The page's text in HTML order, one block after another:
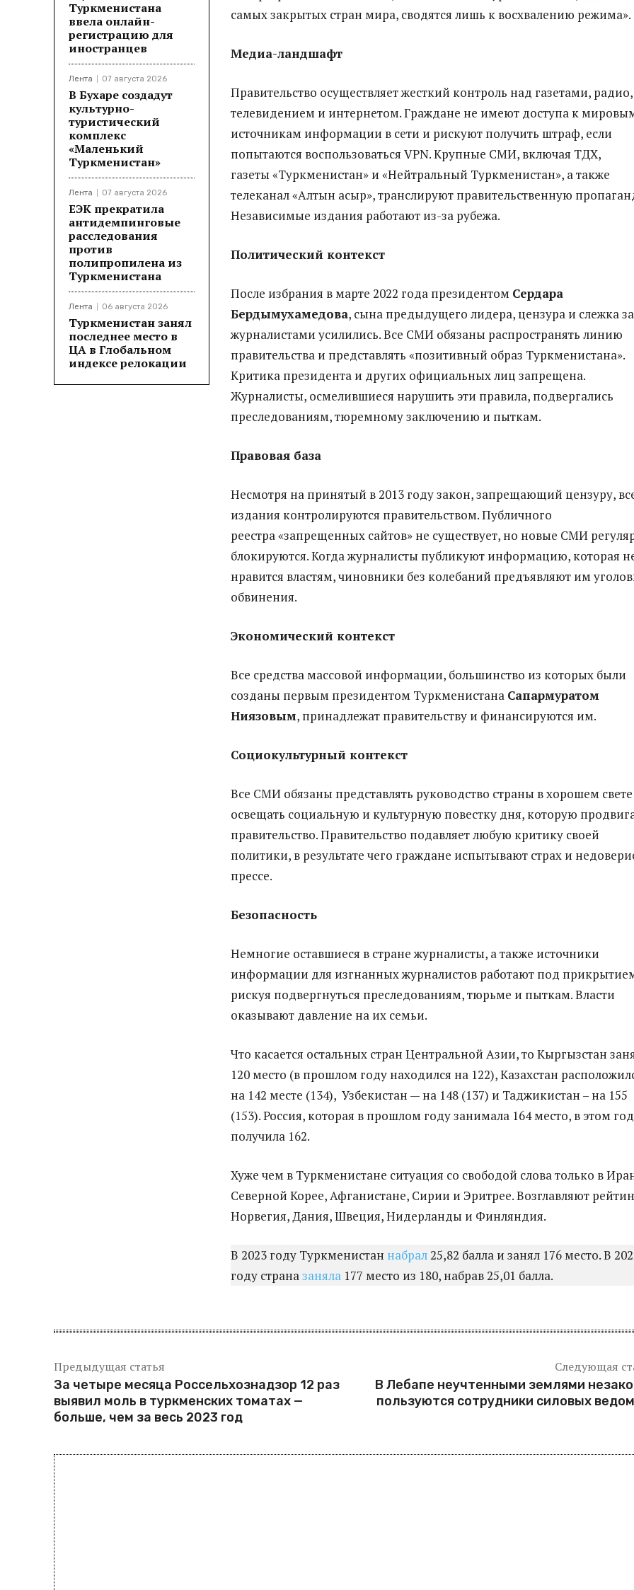
Туркменистана
ввела онлайн-
регистрацию для
иностранцев
Лента 07 августа 2026
В Бухаре создадут
культурно-
туристический
комплекс
«Маленький
Туркменистан»
Лента 07 августа 2026
ЕЭК прекратила
антидемпинговые
расследования
против
полипропилена из
Туркменистана
Лента 06 августа 2026
Туркменистан занял
последнее место в
ЦА в Глобальном
индексе релокации
самых закрытых стран мира, сводятся лишь к восхвалению режима».
Медиа-ландшафт
Правительство осуществляет жесткий контроль над газетами, радио,
телевидением и интернетом. Граждане не имеют доступа к
источникам информации в сети и рискуют получить штраф, если
попытаются воспользоваться VPN. Крупные СМИ, включая ТДХ,
газеты «Туркменистан» и «Нейтральный Туркменистан», а также
телеканал «Алтын асыр», транслируют правительственную
Независимые издания работают из-за рубежа.
Политический контекст
После избрания в марте 2022 года президентом Сердара
Бердымухамедова, сына предыдущего лидера, цензура и слежка за
журналистами усилились. Все СМИ обязаны распространять линию
правительства и представлять «позитивный образ Туркменистана».
Критика президента и других официальных лиц запрещена.
Журналисты, осмелившиеся нарушить эти правила, подвергались
преследованиям, тюремному заключению и пыткам.
Правовая база
Несмотря на принятый в 2013 году закон, запрещающий цензуру,
издания контролируются правительством. Публичного
реестра «запрещенных сайтов» не существует, но новые СМИ
блокируются. Когда журналисты публикуют информацию, которая
нравится властям, чиновники без колебаний предъявляют им
обвинения.
Экономический контекст
Все средства массовой информации, большинство из которых были
созданы первым президентом Туркменистана Сапармуратом
Ниязовым, принадлежат правительству и финансируются им.
Социокультурный контекст
Все СМИ обязаны представлять руководство страны в хорошем
освещать социальную и культурную повестку дня, которую
правительство. Правительство подавляет любую критику своей
политики, в результате чего граждане испытывают страх и
прессе.
Безопасность
Немногие оставшиеся в стране журналисты, а также источники
информации для изгнанных журналистов работают под
рискуя подвергнуться преследованиям, тюрьме и пыткам. Власти
оказывают давление на их семьи.
Что касается остальных стран Центральной Азии, то Кыргызстан
120 место (в прошлом году находился на 122), Казахстан
на 142 месте (134), Узбекистан — на 148 (137) и Таджикистан – на 155
(153). Россия, которая в прошлом году занимала 164 место, в этом
получила 162.
Хуже чем в Туркменистане ситуация со свободой слова только в
Северной Корее, Афганистане, Сирии и Эритрее. Возглавляют
Норвегия, Дания, Швеция, Нидерланды и Финляндия.
В 2023 году Туркменистан набрал25,82 балла и занял 176 место. В
году страназаняла 177 место из 180, набрав 25,01 балла.
Предыдущая статья
За четыре месяца Россельхознадзор 12 раз
выявил моль в туркменских томатах —
больше, чем за весь 2023 год
Следующая
В Лебапе неучтенными землями
пользуются сотрудники силовых